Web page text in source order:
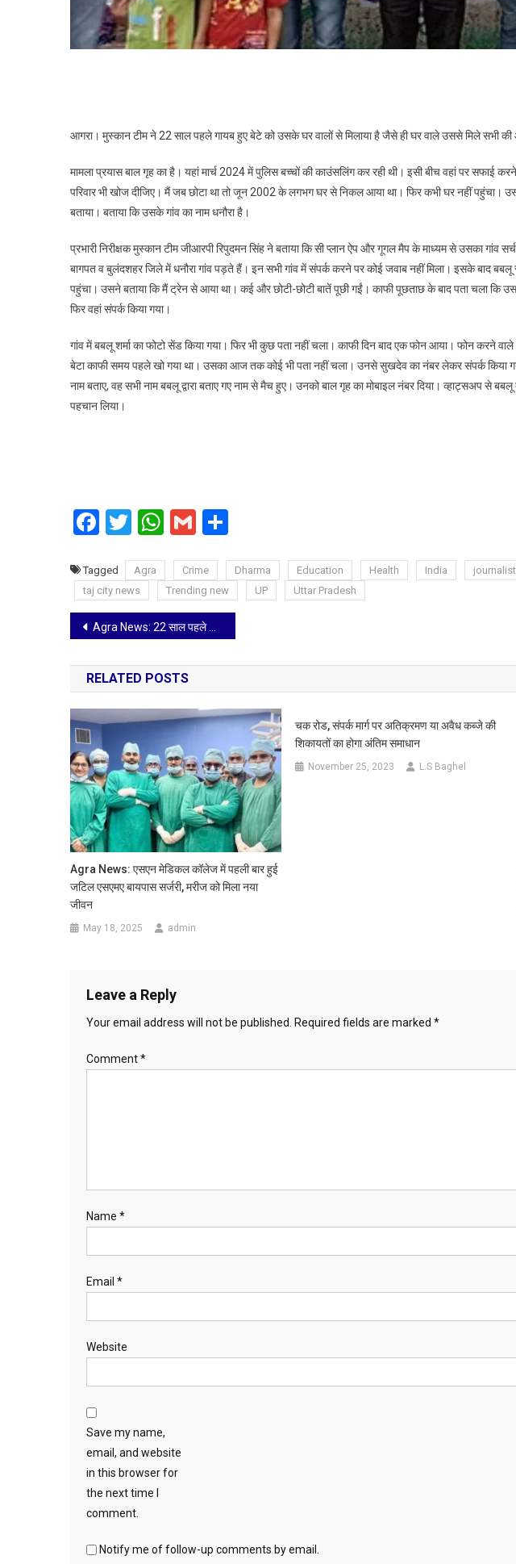
पर
लौटी
मुस्कान
आगरा। मुस्कान टीम ने 22 साल पहले गायब हुए बेटे को उसके घर वालों से मिलाया है जैसे ही घर वाले उससे मिले
मामला प्रयास बाल गृह का है। यहां मार्च 2024 में पुलिस बच्चों की काउंसलिंग कर रही थी। इसी बीच वहां पर सफाई
परिवार भी खोज दीजिए। मैं जब छोटा था तो जून 2002 के लगभग घर से निकल आया था। फिर कभी घर नहीं पहुंचा।
बताया। बताया कि उसके गांव का नाम धनौरा है।
प्रभारी निरीक्षक मुस्कान टीम जीआरपी रिपुदमन सिंह ने बताया कि सी प्लान ऐप और गूगल मैप के माध्यम से उसका गांव
बागपत व बुलंदशहर जिले में धनौरा गांव पड़ते हैं। इन सभी गांव में संपर्क करने पर कोई जवाब नहीं मिला। इसके बाद
पहुंचा। उसने बताया कि मैं ट्रेन से आया था। कई और छोटी-छोटी बातें पूछी गईं। काफी पूछताछ के बाद पता चला कि
फिर वहां संपर्क किया गया।
गांव में बबलू शर्मा का फोटो सेंड किया गया। फिर भी कुछ पता नहीं चला। काफी दिन बाद एक फोन आया। फोन करने वाले
बेटा काफी समय पहले खो गया था। उसका आज तक कोई भी पता नहीं चला। उनसे सुखदेव का नंबर लेकर संपर्क किया
नाम बताए, वह सभी नाम बबलू द्वारा बताए गए नाम से मैच हुए। उनको बाल गृह का मोबाइल नंबर दिया। व्हाट्सअप से
पहचान लिया।
Facebook
Twitter
WhatsApp
Gmail
Tagged Agra Crime Dharma Education Health India journalist
taj city news
Trending new UP Uttar Pradesh
Post
navigation
Agra News: 22 साल पहले गायब हुए बेटे से मिला परिवार तो खुसी में आंखे हुई नम
RELATED POSTS
Agra News: एसएन मेडिकल कॉलेज में पहली बार हुई
जटिल एसएमए बायपास सर्जरी, मरीज को मिला नया
जीवन
May 18, 2025 admin
चक रोड, संपर्क मार्ग पर अतिक्रमण या अवैध कब्जे की
शिकायतों का होगा अंतिम समाधान
November 25, 2023 L.S Baghel
Leave a Reply
Your email address will not be published. Required fields are marked *
Comment*
Name *
Email *
Website
Save my name,
email, and website
in this browser for
the next time I
comment.
Notify me of follow-up comments by email.